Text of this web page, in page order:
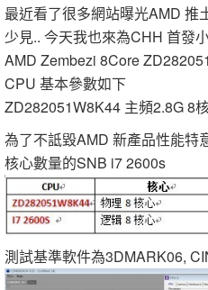
最近看了很多網站曝光AMD 推
少見.. 今天我也來為CHH 首發
AMD Zembezi 8Core
CPU 基本參數如下
ZD282051W8K44 主頻2.8G 8
為了不詆毀AMD 新產品性能特
核心數量的SNB i7 2600s
測試基準軟件為3DMARK06,